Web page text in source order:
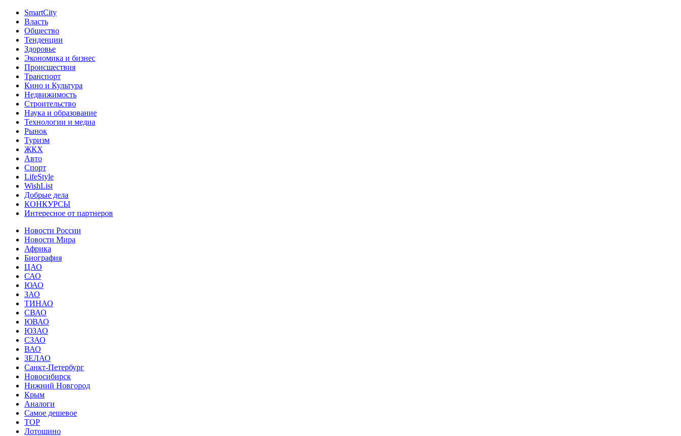
SmartCity
Власть
Общество
Тенденции
Здоровье
Экономика и бизнес
Происшествия
Транспорт
Кино и Культура
Недвижимость
Строительство
Наука и образование
Технологии и медиа
Рынок
Туризм
ЖКХ
Авто
Спорт
LifeStyle
WishList
Добрые дела
КОНКУРСЫ
Интересное от партнеров
Новости России
Новости Мира
Африка
Биография
ЦАО
САО
ЮАО
ЗАО
ТИНАО
СВАО
ЮВАО
ЮЗАО
СЗАО
ВАО
ЗЕЛАО
Санкт-Петербург
Новосибирск
Нижний Новгород
Крым
Аналоги
Самое дешевое
TOP
Лотошино